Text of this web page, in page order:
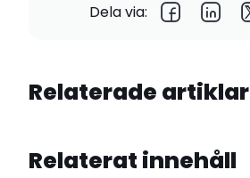
Dela via:
Relaterade artiklar
Relaterat innehåll